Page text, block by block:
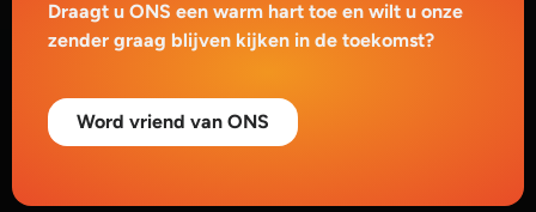
Draagt u ONS een warm hart toe en wilt u onze
zender graag blijven kijken in de toekomst?
Word vriend van ONS